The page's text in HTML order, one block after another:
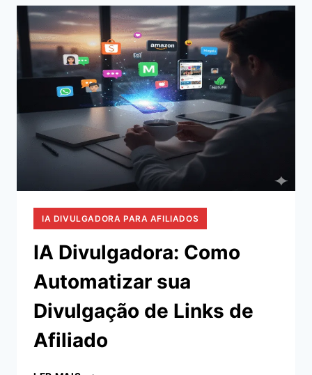
PARA
VENDER
TODOS
OS
DIAS
NO
MARKETING
DE
AFILIADOS
IA DIVULGADORA PARA AFILIADOS
IA Divulgadora: Como
Automatizar sua
Divulgação de Links de
Afiliado